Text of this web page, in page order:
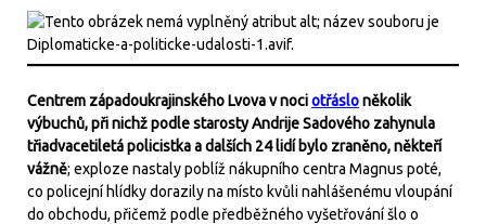
Centrem západoukrajinského Lvova v nociotřásloněkolik
výbuchů, při nichž podle starosty Andrije Sadového zahynula
třiadvacetiletá policistka a dalších 24 lidí bylo zraněno, někteří
vážně; exploze nastaly poblíž nákupního centra Magnus poté,
co policejní hlídky dorazily na místo kvůli nahlášenému vloupání
do obchodu, přičemž podle předběžného vyšetřování šlo o